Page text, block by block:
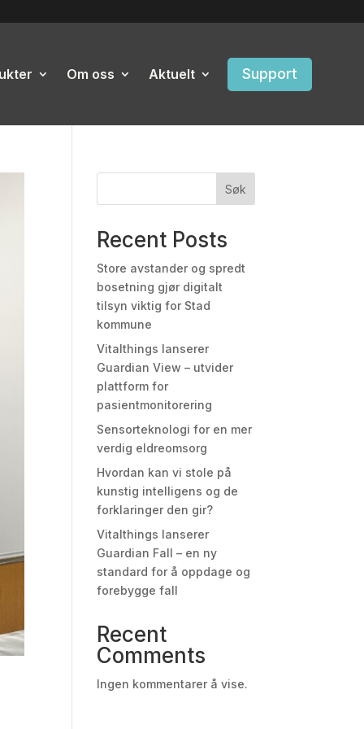
Om oss Aktuelt Support
Søk
Recent Posts
Store avstander og spredt
bosetning gjør digitalt
tilsyn viktig for Stad
kommune
Vitalthings lanserer
Guardian View – utvider
plattform for
pasientmonitorering
Sensorteknologi for en mer
verdig eldreomsorg
Hvordan kan vi stole på
kunstig intelligens og de
forklaringer den gir?
Vitalthings lanserer
Guardian Fall – en ny
standard for å oppdage og
forebygge fall
Recent
Comments
Ingen kommentarer å vise.